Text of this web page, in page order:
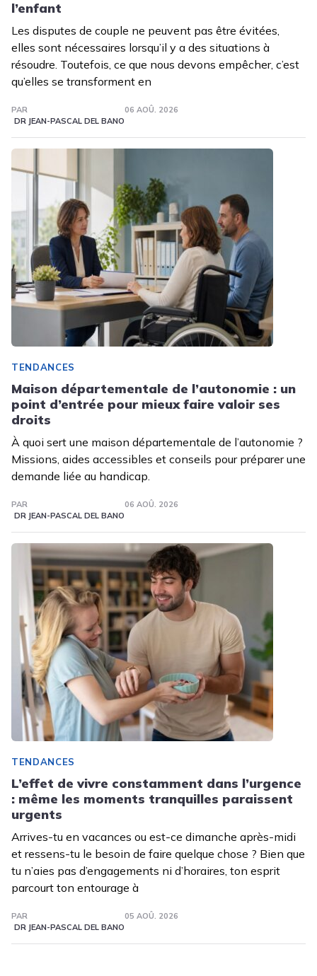
l’enfant
Les disputes de couple ne peuvent pas être évitées,
elles sont nécessaires lorsqu’il y a des situations à
résoudre. Toutefois, ce que nous devons empêcher, c’est
qu’elles se transforment en
PAR
DR JEAN-PASCAL DEL BANO
06 AOÛ. 2026
TENDANCES
Maison départementale de l’autonomie : un
point d’entrée pour mieux faire valoir ses
droits
À quoi sert une maison départementale de l’autonomie ?
Missions, aides accessibles et conseils pour préparer une
demande liée au handicap.
PAR
DR JEAN-PASCAL DEL BANO
06 AOÛ. 2026
TENDANCES
L’effet de vivre constamment dans l’urgence
: même les moments tranquilles paraissent
urgents
Arrives-tu en vacances ou est-ce dimanche après-midi
et ressens-tu le besoin de faire quelque chose ? Bien que
tu n’aies pas d’engagements ni d’horaires, ton esprit
parcourt ton entourage à
PAR
DR JEAN-PASCAL DEL BANO
05 AOÛ. 2026